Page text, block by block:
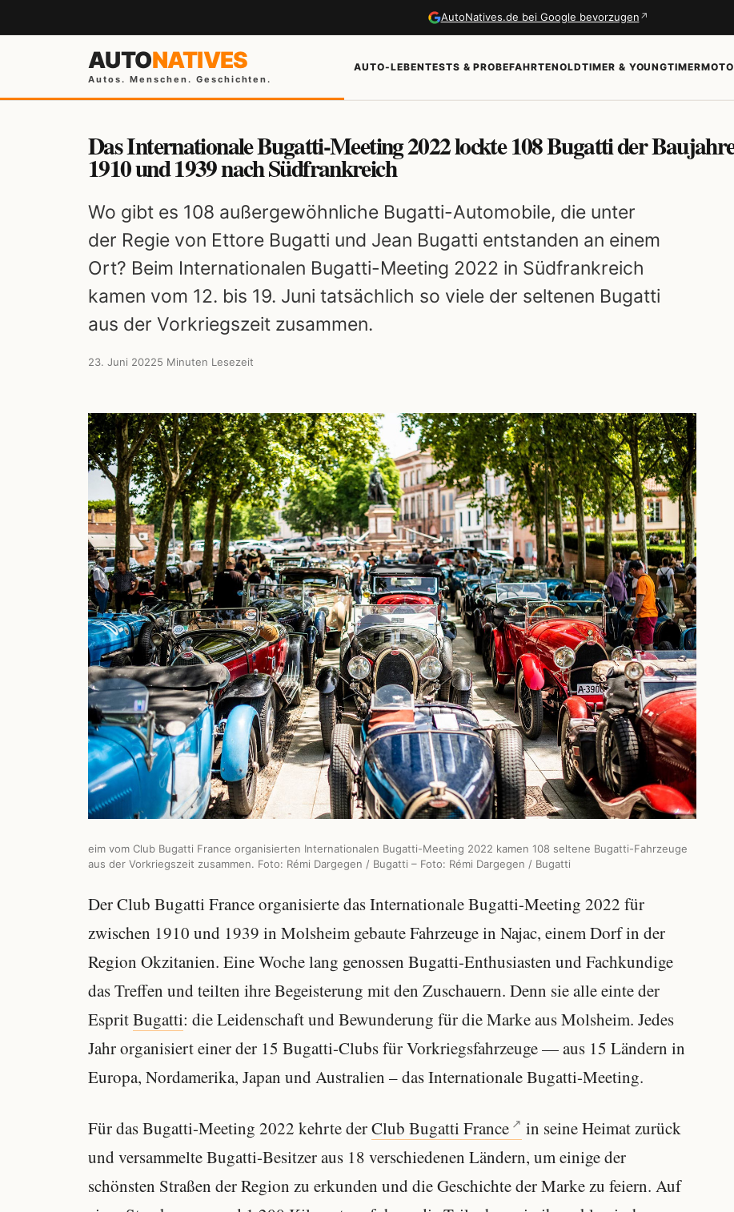
AutoNatives.de bei Google bevorzugen ↗
AUTONATIVES
Autos. Menschen. Geschichten.
AUTO-LEBENTESTS & PROBEFAHRTENOLDTIMER & YOUNGTIMER
Das Internationale Bugatti-Meeting 2022 lockte 108 Bugatti der
1910 und 1939 nach Südfrankreich
Wo gibt es 108 außergewöhnliche Bugatti-Automobile, die unter
der Regie von Ettore Bugatti und Jean Bugatti entstanden an einem
Ort? Beim Internationalen Bugatti-Meeting 2022 in Südfrankreich
kamen vom 12. bis 19. Juni tatsächlich so viele der seltenen Bugatti
aus der Vorkriegszeit zusammen.
23. Juni 20225 Minuten Lesezeit
eim vom Club Bugatti France organisierten Internationalen Bugatti-Meeting 2022 kamen 108 seltene Bugatti-Fahrzeuge
aus der Vorkriegszeit zusammen. Foto: Rémi Dargegen / Bugatti – Foto: Rémi Dargegen / Bugatti
Der Club Bugatti France organisierte das Internationale Bugatti-Meeting 2022 für
zwischen 1910 und 1939 in Molsheim gebaute Fahrzeuge in Najac, einem Dorf in der
Region Okzitanien. Eine Woche lang genossen Bugatti-Enthusiasten und Fachkundige
das Treffen und teilten ihre Begeisterung mit den Zuschauern. Denn sie alle einte der
EspritBugatti: die Leidenschaft und Bewunderung für die Marke aus Molsheim. Jedes
Jahr organisiert einer der 15 Bugatti-Clubs für Vorkriegsfahrzeuge — aus 15 Ländern in
Europa, Nordamerika, Japan und Australien – das Internationale Bugatti-Meeting.
Für das Bugatti-Meeting 2022 kehrte derClub Bugatti France
in seine Heimat zurück
und versammelte Bugatti-Besitzer aus 18 verschiedenen Ländern, um einige der
schönsten Straßen der Region zu erkunden und die Geschichte der Marke zu feiern. Auf